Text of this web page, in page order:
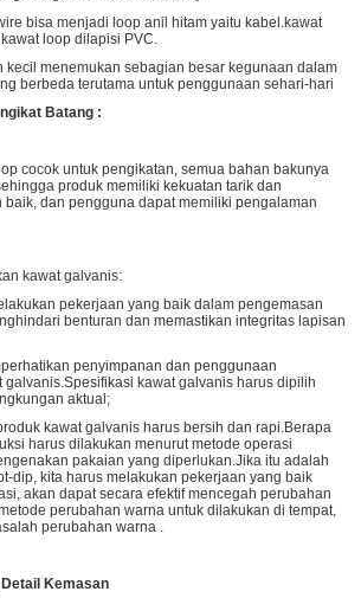
bisa menjadi loop anil hitam yaitu kabel.kawat
loop dilapisi PVC.
kecil menemukan sebagian besar kegunaan dalam
berbeda terutama untuk penggunaan sehari-hari
Batang :
cocok untuk pengikatan, semua bahan bakunya
produk memiliki kekuatan tarik dan
dan pengguna dapat memiliki pengalaman
kawat galvanis:
pekerjaan yang baik dalam pengemasan
benturan dan memastikan integritas lapisan
penyimpanan dan penggunaan
kawat galvanis harus dipilih
aktual;
kawat galvanis harus bersih dan rapi.Berapa
harus dilakukan menurut metode operasi
pakaian yang diperlukan.Jika itu adalah
dip, kita harus melakukan pekerjaan yang baik
akan dapat secara efektif mencegah perubahan
perubahan warna untuk dilakukan di tempat,
perubahan warna .
Detail Kemasan